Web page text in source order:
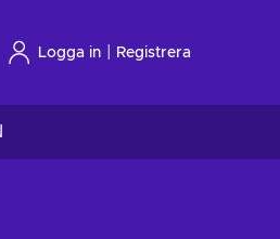
Logga in Registrera